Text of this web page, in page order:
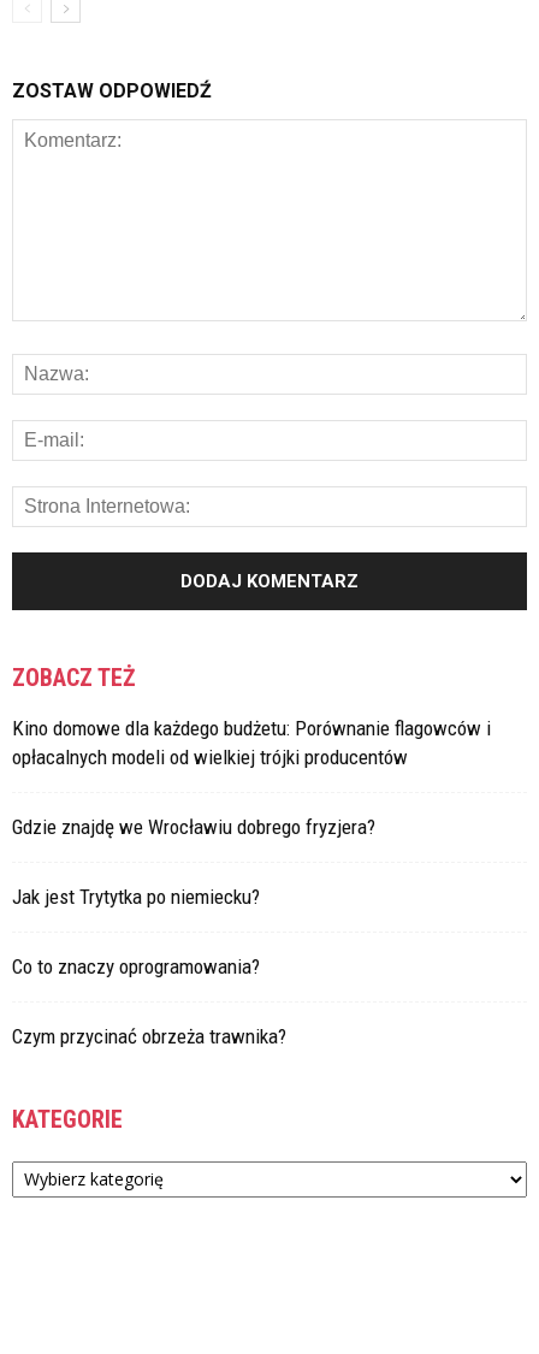
ZOSTAW ODPOWIEDŹ
ZOBACZ TEŻ
Kino domowe dla każdego budżetu: Porównanie flagowców i
opłacalnych modeli od wielkiej trójki producentów
Gdzie znajdę we Wrocławiu dobrego fryzjera?
Jak jest Trytytka po niemiecku?
Co to znaczy oprogramowania?
Czym przycinać obrzeża trawnika?
KATEGORIE
Kategorie